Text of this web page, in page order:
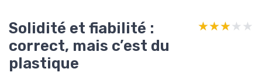
Solidité et fiabilité :
correct, mais c’est du
plastique
★★★★★
★★★★★